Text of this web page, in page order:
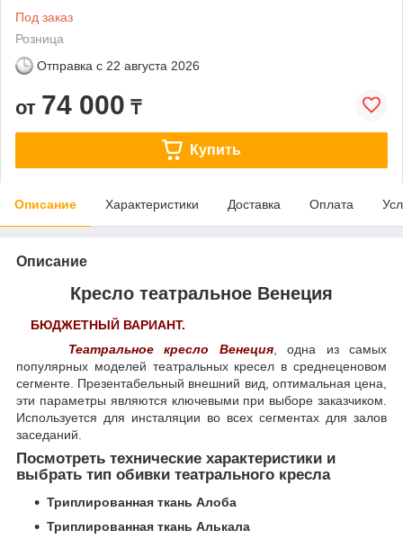
Под заказ
Розница
Отправка с 22 августа 2026
от 74 000 ₸
Купить
Описание Характеристики Доставка Оплата
Описание
Кресло театральное Венеция
БЮДЖЕТНЫЙ ВАРИАНТ.
Театральное кресло Венеция, одна из самых
популярных моделей театральных кресел в среднеценовом
сегменте. Презентабельный внешний вид, оптимальная цена,
эти параметры являются ключевыми при выборе заказчиком.
Используется для инсталяции во всех сегментах для залов
заседаний.
Посмотреть технические характеристики и
выбрать тип обивки театрального кресла
Триплированная ткань Алоба
Триплированная ткань Алькала